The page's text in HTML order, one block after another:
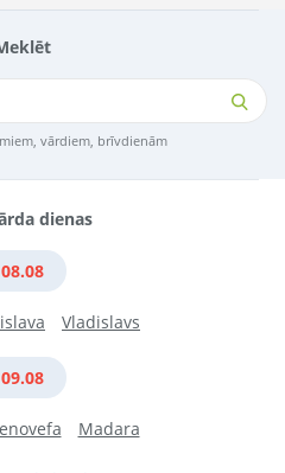
vārdiem, brīvdienām
dienas
08.08
Vladislavs
09.08
Madara